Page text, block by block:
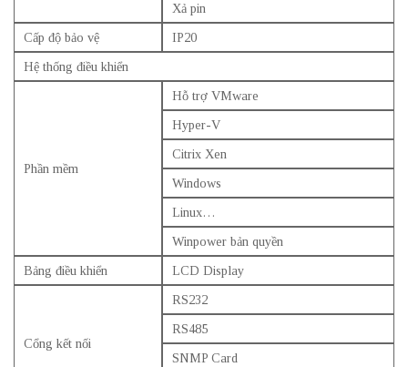
Xả pin
Cấp độ bảo vệ
IP20
Hệ thống điều khiển
Phần mềm
Hỗ trợ VMware
Hyper-V
Citrix Xen
Windows
Linux…
Winpower bản quyền
Bảng điều khiển
LCD Display
Cổng kết nối
RS232
RS485
SNMP Card